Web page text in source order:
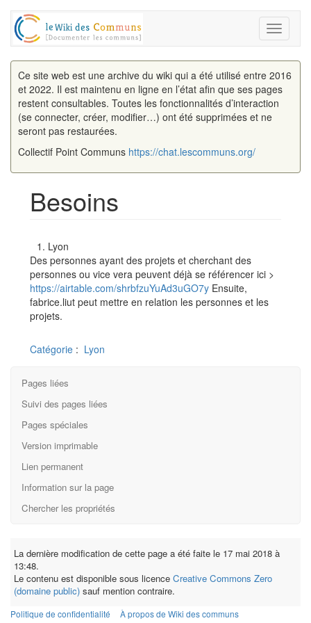
Toggle
Ce site web est une archive du wiki qui a été utilisé entre 2016
et 2022. Il est maintenu en ligne en l’état afin que ses pages
restent consultables. Toutes les fonctionnalités d’interaction
(se connecter, créer, modifier…) ont été supprimées et ne
seront pas restaurées.
Collectif Point Communs https://chat.lescommuns.org/
Besoins
Lyon
Des personnes ayant des projets et cherchant des
personnes ou vice vera peuvent déjà se référencer ici >
https://airtable.com/shrbfzuYuAd3uGO7y Ensuite,
fabrice.liut peut mettre en relation les personnes et les
projets.
Catégorie : Lyon
Pages liées
Suivi des pages liées
Pages spéciales
Version imprimable
Lien permanent
Information sur la page
Chercher les propriétés
La dernière modification de cette page a été faite le 17 mai 2018 à
13:48.
Le contenu est disponible sous licence Creative Commons Zero
(domaine public) sauf mention contraire.
Politique de confidentialité
À propos de Wiki des communs